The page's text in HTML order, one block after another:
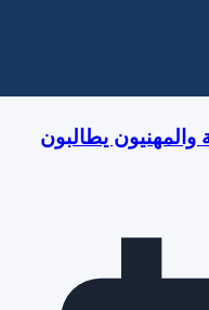
والمهنيون يطالبون